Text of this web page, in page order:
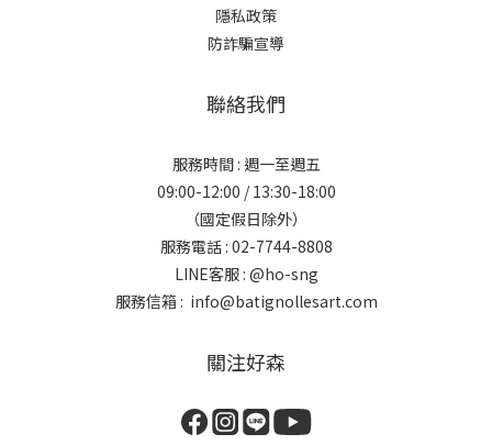
隱私政策
防詐騙宣導
聯絡我們
服務時間 : 週一至週五
09:00-12:00 / 13:30-18:00
（國定假日除外）
服務電話 : 02-7744-8808
LINE客服 : @ho-sng
服務信箱 : info@batignollesart.com
關注好森